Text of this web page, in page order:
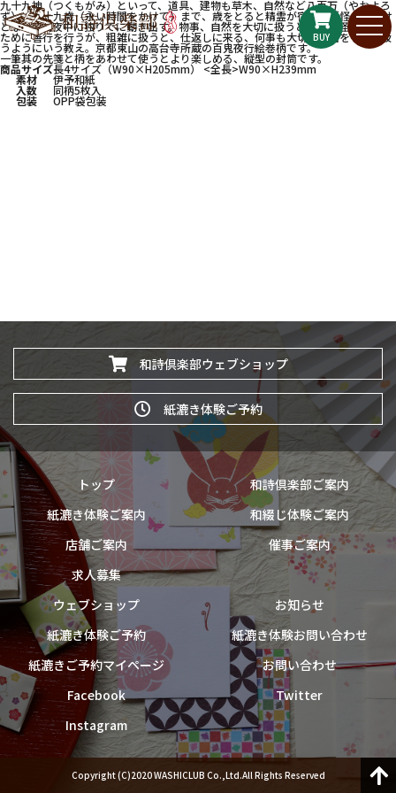
BUY
九十九神（つくもがみ）といって、道具、建物も草木、自然など八百万（やおよろ
ず）に九十九歳（永い時間をかけて）まで、歳をとると精霊が宿り、妖怪、お化け
となって真夜中に独りでに動き出す。物事、自然を大切に扱うとその妖怪は人間の
ために善行を行うが、粗雑に扱うと、仕返しに来る、何事も大切に愛着をもって扱
うようにいう教え。京都東山の高台寺所蔵の百鬼夜行絵巻柄です。
一筆其の先箋と柄をあわせて使うとより楽しめる、縦型の封筒です。
商品サイズ長4サイズ（W90×H205mm） <全長>W90×H239mm
素材 伊予和紙
入数 同柄5枚入
包装 OPP袋包装
和詩倶楽部ウェブショップ
紙漉き体験ご予約
トップ
和詩倶楽部ご案内
紙漉き体験ご案内
和綴じ体験ご案内
店舗ご案内
催事ご案内
求人募集
ウェブショップ
お知らせ
紙漉き体験ご予約
紙漉き体験お問い合わせ
紙漉きご予約マイページ
お問い合わせ
Facebook
Twitter
Instagram
Copyright (C)2020 WASHICLUB Co.,Ltd.All Rights Reserved